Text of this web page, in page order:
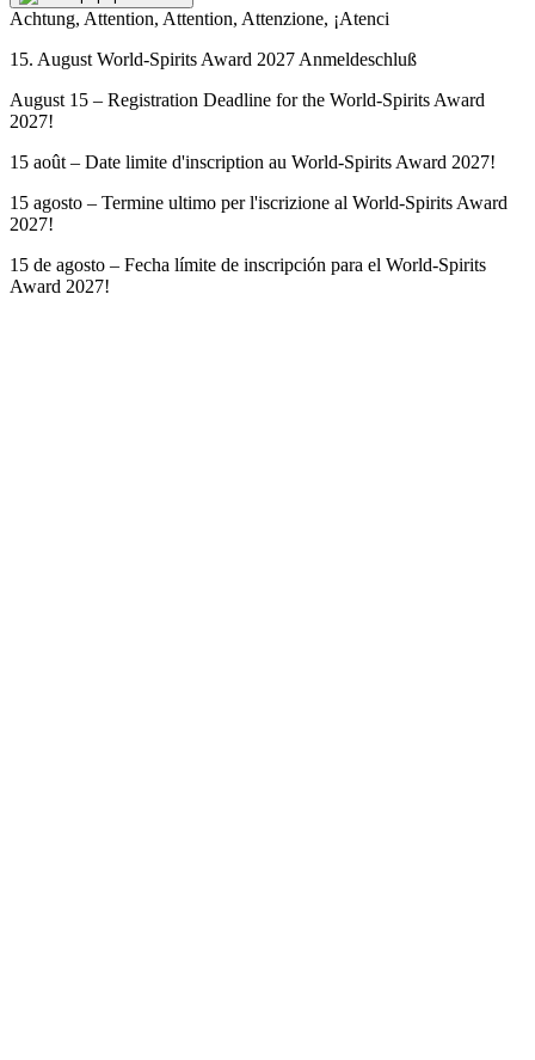
Achtung, Attention, Attention, Attenzione, ¡Atenci
15. August World-Spirits Award 2027 Anmeldeschluß
August 15 – Registration Deadline for the World-Spirits Award
2027!
15 août – Date limite d'inscription au World-Spirits Award 2027!
15 agosto – Termine ultimo per l'iscrizione al World-Spirits Award
2027!
15 de agosto – Fecha límite de inscripción para el World-Spirits
Award 2027!